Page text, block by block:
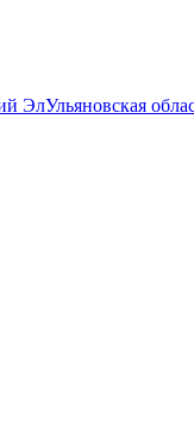
ЭлУльяновская